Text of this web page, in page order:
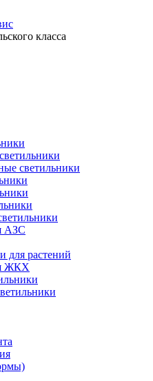
класса
светильники
АЗС
для растений
ЖКХ